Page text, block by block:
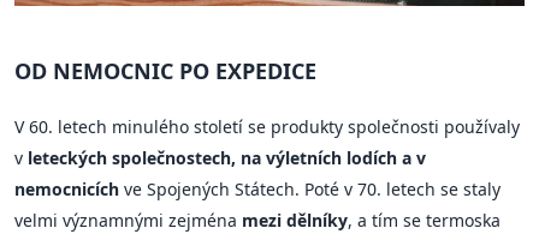
OD NEMOCNIC PO EXPEDICE
V 60. letech minulého století se produkty společnosti používaly
v leteckých společnostech, na výletních lodích a v
nemocnicích ve Spojených Státech. Poté v 70. letech se staly
velmi významnými zejména mezi dělníky, a tím se termoska